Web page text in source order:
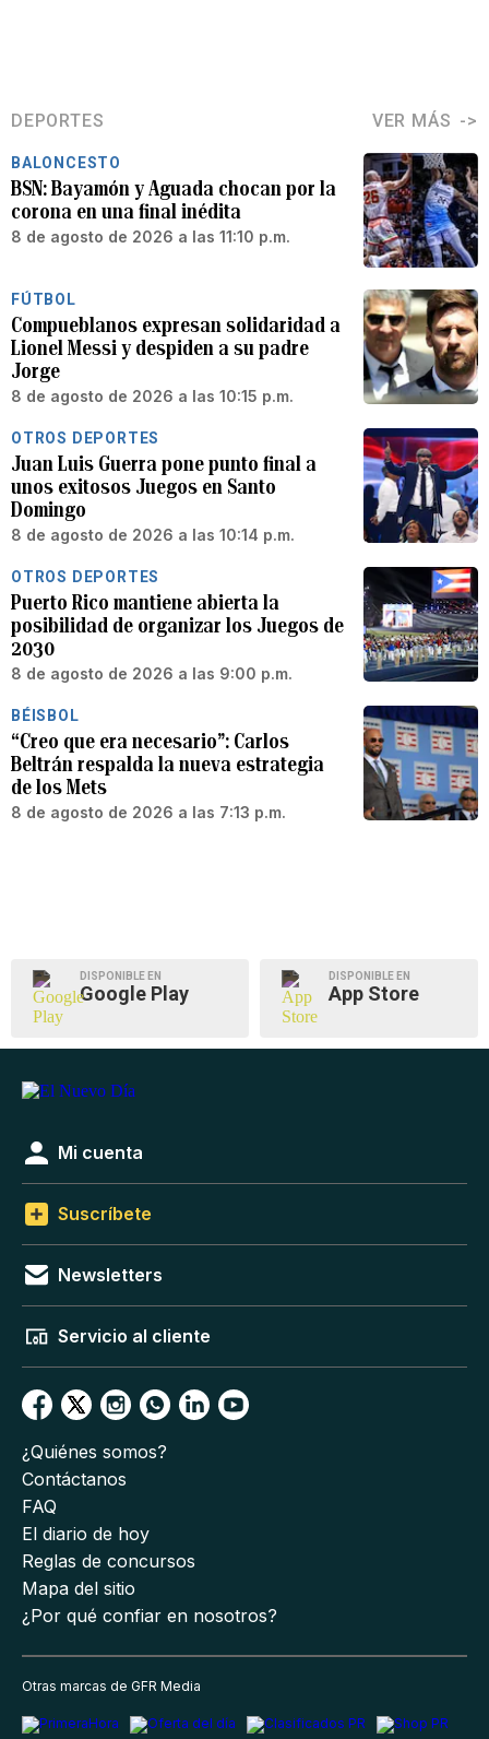
DEPORTES VER MÁS
BALONCESTO
BSN: Bayamón y Aguada chocan por la
corona en una final inédita
8 de agosto de 2026 a las 11:10 p.m.
FÚTBOL
Compueblanos expresan solidaridad a
Lionel Messi y despiden a su padre
Jorge
8 de agosto de 2026 a las 10:15 p.m.
OTROS DEPORTES
Juan Luis Guerra pone punto final a
unos exitosos Juegos en Santo
Domingo
8 de agosto de 2026 a las 10:14 p.m.
OTROS DEPORTES
Puerto Rico mantiene abierta la
posibilidad de organizar los Juegos de
2030
8 de agosto de 2026 a las 9:00 p.m.
BÉISBOL
“Creo que era necesario”: Carlos
Beltrán respalda la nueva estrategia
de los Mets
8 de agosto de 2026 a las 7:13 p.m.
DISPONIBLE EN
Google Play
DISPONIBLE EN
App Store
Mi cuenta
Suscríbete
Newsletters
Servicio al cliente
¿Quiénes somos?
Contáctanos
FAQ
El diario de hoy
Reglas de concursos
Mapa del sitio
¿Por qué confiar en nosotros?
Otras marcas de GFR Media